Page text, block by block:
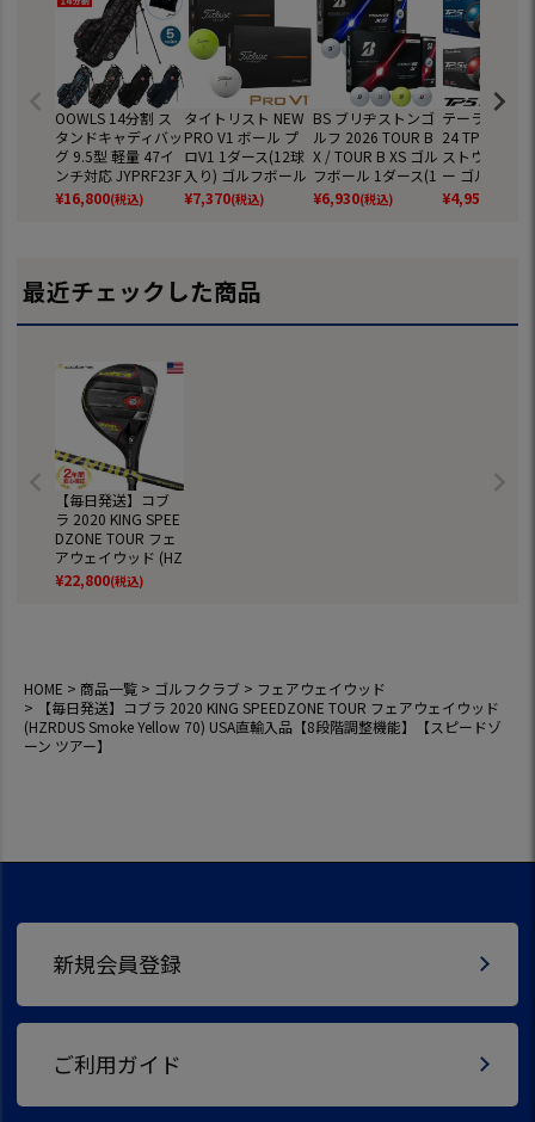
OOWLS 14分割 ス
タンドキャディバッ
グ 9.5型 軽量 47イ
ンチ対応 JYPRF23F
SB 【JYPER'Sオリ
ジナル商品】
¥16,800(税込)
タイトリスト NEW
PRO V1 ボール プ
ロV1 1ダース(12球
入り) ゴルフボール
2025年モデル TITL
EIST 日本正規品
¥7,370(税込)
BS ブリヂストンゴ
ルフ 2026 TOUR B
X / TOUR B XS ゴル
フボール 1ダース(1
2球入) ツアーB ゴ
ルフ 2026年モデル
¥6,930(税込)
テーラーメイ
24 TP5 TP5x
ストウレタン
ー ゴルフボー
ダース 全12
正規品
¥4,959
最近チェックした商品
【毎日発送】コブ
ラ 2020 KING SPEE
DZONE TOUR フェ
アウェイウッド (HZ
RDUS Smoke Yello
w 70) USA直輸入品
¥22,800(税込)
HOME 商品一覧 ゴルフクラブ
フェアウェイウッド
【毎日発送】コブラ 2020 KING SPEEDZONE TOUR フェアウェイウッド
(HZRDUS Smoke Yellow 70) USA直輸入品【8段階調整機能】【スピードゾ
ーン ツアー】
新規会員登録
ご利用ガイド